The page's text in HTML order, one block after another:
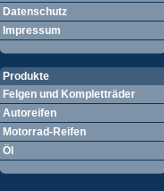
Datenschutz
Impressum
Produkte
Felgen und Kompletträder
Autoreifen
Motorrad-Reifen
Öl